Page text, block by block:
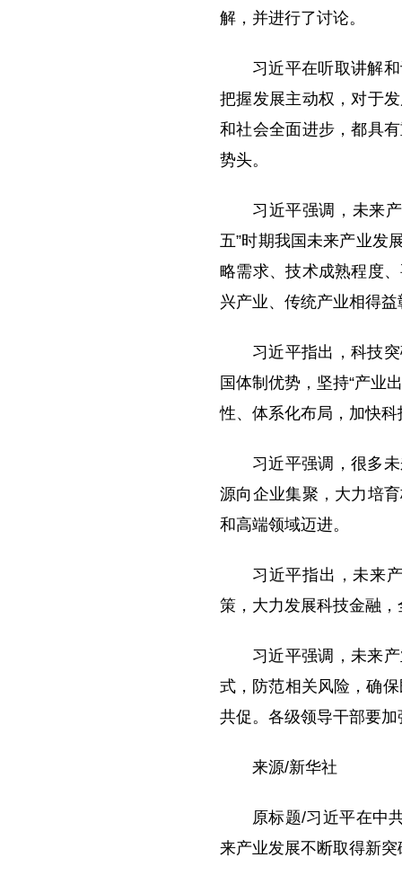
解，并进行了讨论。
习近平在听取讲解
把握发展主动权，对于
和社会全面进步，都具
势头。
习近平强调，未来
五”时期我国未来产业发
略需求、技术成熟程度
兴产业、传统产业相得益
习近平指出，科技
国体制优势，坚持“产业
性、体系化布局，加快
习近平强调，很多
源向企业集聚，大力培
和高端领域迈进。
习近平指出，未来
策，大力发展科技金融
习近平强调，未来
式，防范相关风险，确
共促。各级领导干部要
来源/新华社
原标题/习近平在中
来产业发展不断取得新突